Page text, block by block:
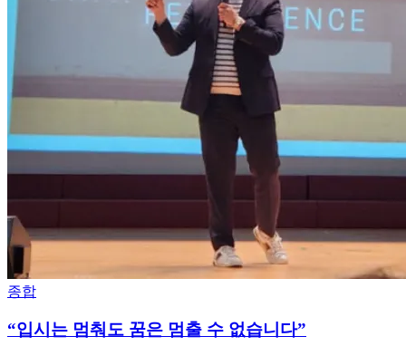
종합
“입시는 멈춰도 꿈은 멈출 수 없습니다”